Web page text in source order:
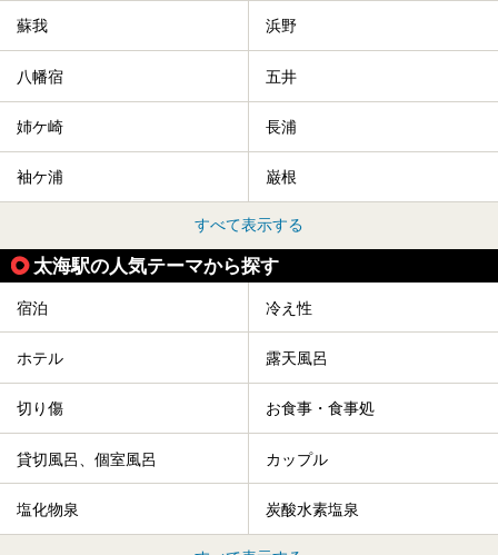
蘇我 浜野
八幡宿 五井
姉ケ崎 長浦
袖ケ浦 巌根
すべて表示する
太海駅の人気テーマから探す
宿泊 冷え性
ホテル 露天風呂
切り傷 お食事・食事処
貸切風呂、個室風呂 カップル
塩化物泉 炭酸水素塩泉